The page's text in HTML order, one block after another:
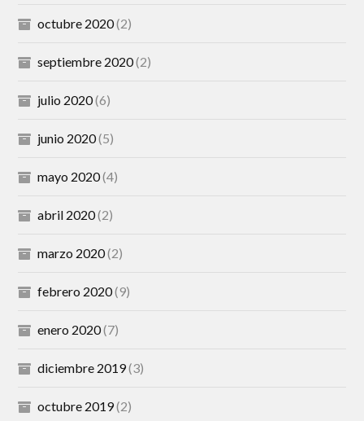
octubre 2020(2)
septiembre 2020(2)
julio 2020(6)
junio 2020(5)
mayo 2020(4)
abril 2020(2)
marzo 2020(2)
febrero 2020(9)
enero 2020(7)
diciembre 2019(3)
octubre 2019(2)